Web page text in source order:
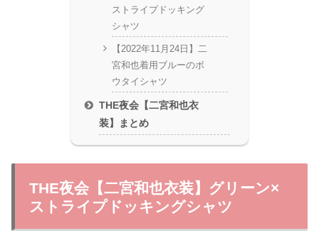
ストライプドッキング
シャツ
【2022年11月24日】二
宮和也着用ブルーのボ
ウタイシャツ
THE夜会【二宮和也衣
装】まとめ
THE夜会【二宮和也衣装】グリーン×
ストライプドッキングシャツ